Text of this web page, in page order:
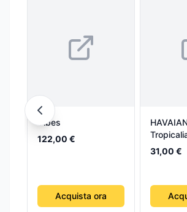
Vibes
122,00 €
Acquista ora
31,00 €